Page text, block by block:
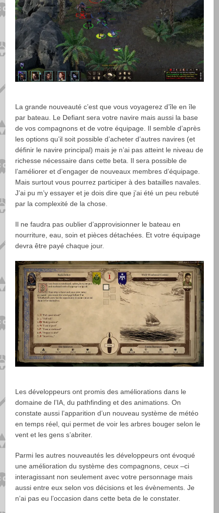
La grande nouveauté c’est que vous voyagerez d’île en île
par bateau. Le Defiant sera votre navire mais aussi la base
de vos compagnons et de votre équipage. Il semble d’après
les options qu’il soit possible d’acheter d’autres navires (et
définir le navire principal) mais je n’ai pas atteint le niveau de
richesse nécessaire dans cette beta. Il sera possible de
l’améliorer et d’engager de nouveaux membres d’équipage.
Mais surtout vous pourrez participer à des batailles navales.
J’ai pu m’y essayer et je dois dire que j’ai été un peu rebuté
par la complexité de la chose.
Il ne faudra pas oublier d’approvisionner le bateau en
nourriture, eau, soin et pièces détachées. Et votre équipage
devra être payé chaque jour.
Les développeurs ont promis des améliorations dans le
domaine de l’IA, du pathfinding et des animations. On
constate aussi l’apparition d’un nouveau système de météo
en temps réel, qui permet de voir les arbres bouger selon le
vent et les gens s’abriter.
Parmi les autres nouveautés les développeurs ont évoqué
une amélioration du système des compagnons, ceux –ci
interagissant non seulement avec votre personnage mais
aussi entre eux selon vos décisions et les évènements. Je
n’ai pas eu l’occasion dans cette beta de le constater.